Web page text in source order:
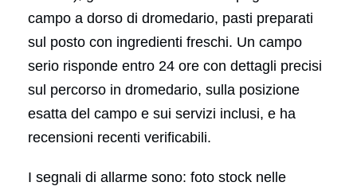
campo a dorso di dromedario, pasti preparati
sul posto con ingredienti freschi. Un campo
serio risponde entro 24 ore con dettagli precisi
sul percorso in dromedario, sulla posizione
esatta del campo e sui servizi inclusi, e ha
recensioni recenti verificabili.
I segnali di allarme sono: foto stock nelle